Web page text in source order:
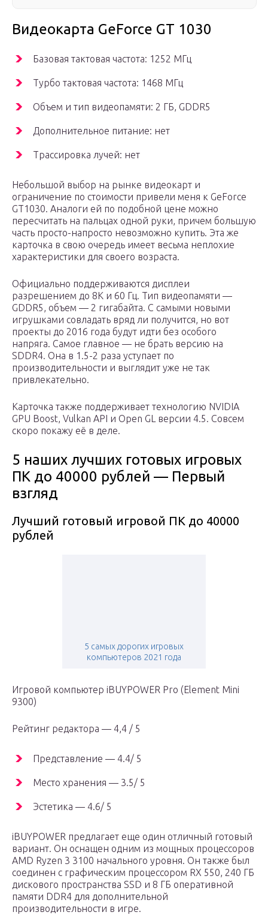
Видеокарта GeForce GT 1030
Базовая тактовая частота: 1252 МГц
Турбо тактовая частота: 1468 МГц
Объем и тип видеопамяти: 2 ГБ, GDDR5
Дополнительное питание: нет
Трассировка лучей: нет
Небольшой выбор на рынке видеокарт и
ограничение по стоимости привели меня к GeForce
GT1030. Аналоги ей по подобной цене можно
пересчитать на пальцах одной руки, причем большую
часть просто-напросто невозможно купить. Эта же
карточка в свою очередь имеет весьма неплохие
характеристики для своего возраста.
Официально поддерживаются дисплеи
разрешением до 8К и 60 Гц. Тип видеопамяти —
GDDR5, объем — 2 гигабайта. С самыми новыми
игрушками совладать вряд ли получится, но вот
проекты до 2016 года будут идти без особого
напряга. Самое главное — не брать версию на
SDDR4. Она в 1.5-2 раза уступает по
производительности и выглядит уже не так
привлекательно.
Карточка также поддерживает технологию NVIDIA
GPU Boost, Vulkan API и Open GL версии 4.5. Совсем
скоро покажу её в деле.
5 наших лучших готовых игровых
ПК до 40000 рублей — Первый
взгляд
Лучший готовый игровой ПК до 40000
рублей
5 самых дорогих игровых
компьютеров 2021 года
Игровой компьютер iBUYPOWER Pro (Element Mini
9300)
Рейтинг редактора — 4,4 / 5
Представление — 4.4/ 5
Место хранения — 3.5/ 5
Эстетика — 4.6/ 5
iBUYPOWER предлагает еще один отличный готовый
вариант. Он оснащен одним из мощных процессоров
AMD Ryzen 3 3100 начального уровня. Он также был
соединен с графическим процессором RX 550, 240 ГБ
дискового пространства SSD и 8 ГБ оперативной
памяти DDR4 для дополнительной
производительности в игре.